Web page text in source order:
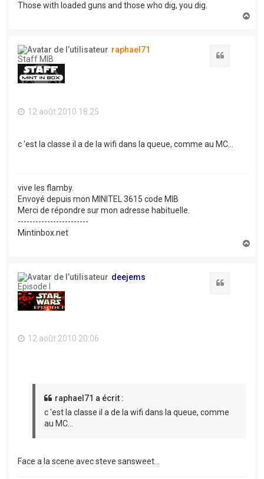
Those with loaded guns and those who dig, you dig.
raphael71
Staff MIB
12 août 2010 18:25
c 'est la classe il a de la wifi dans la queue, comme au MC...
vive les flamby.
Envoyé depuis mon MINITEL 3615 code MIB
Merci de répondre sur mon adresse habituelle.
------------------------
Mintinbox.net
deejems
Episode I
12 août 2010 20:06
raphael71 a écrit :
c 'est la classe il a de la wifi dans la queue, comme
au MC...
Face a la scene avec steve sansweet...